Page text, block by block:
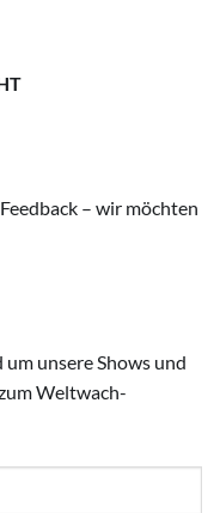
– wir möchten
unsere Shows und
Weltwach-